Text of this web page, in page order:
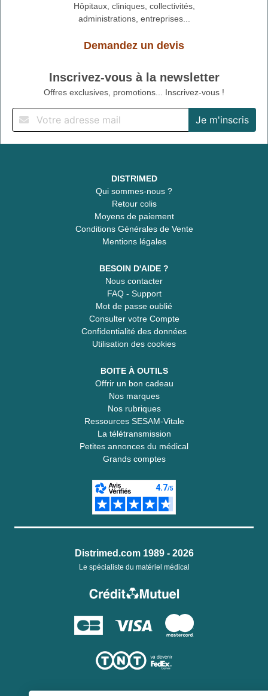
Hôpitaux, cliniques, collectivités,
administrations, entreprises...
Demandez un devis
Inscrivez-vous à la newsletter
Offres exclusives, promotions... Inscrivez-vous !
DISTRIMED
Qui sommes-nous ?
Retour colis
Moyens de paiement
Conditions Générales de Vente
Mentions légales
BESOIN D'AIDE ?
Nous contacter
FAQ - Support
Mot de passe oublié
Consulter votre Compte
Confidentialité des données
Utilisation des cookies
BOITE À OUTILS
Offrir un bon cadeau
Nos marques
Nos rubriques
Ressources SESAM-Vitale
La télétransmission
Petites annonces du médical
Grands comptes
Distrimed.com 1989 - 2026
Le spécialiste du matériel médical